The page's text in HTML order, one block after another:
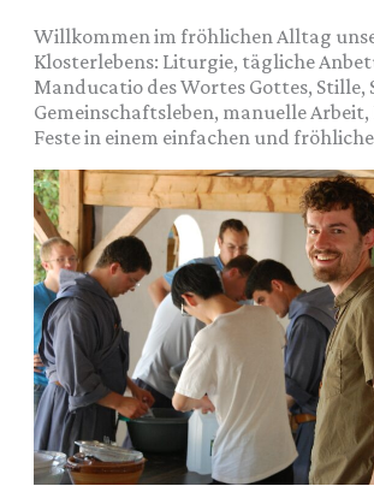
Willkommen im fröhlichen Alltag
Klosterlebens: Liturgie, tägliche
Manducatio des Wortes Gottes, Stille,
Gemeinschaftsleben, manuelle Arbeit,
Feste in einem einfachen und